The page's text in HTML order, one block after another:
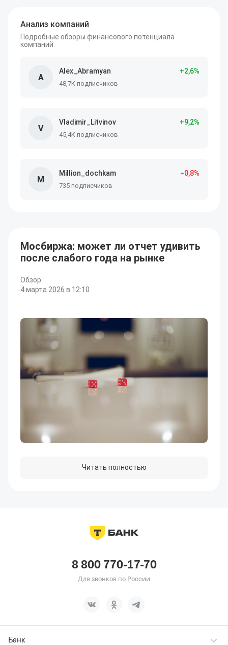
Анализ компаний
Подробные обзоры финансового потенциала
компаний
A
Alex_Abramyan +2,6%
48,7K подписчиков
V
Vladimir_Litvinov +9,2%
45,4K подписчиков
M
Million_dochkam −0,8%
735 подписчиков
Мосбиржа: может ли отчет удивить
после слабого года на рынке
Обзор
4 марта 2026 в 12:10
Читать полностью
8 800 770-17-70
Для звонков по России
Банк